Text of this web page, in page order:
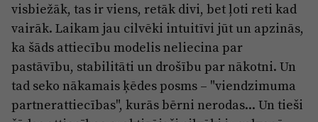
visbiežāk, tas ir viens, retāk divi, bet ļoti reti kad
vairāk. Laikam jau cilvēki intuitīvi jūt un apzinās,
ka šāds attiecību modelis neliecina par
pastāvību, stabilitāti un drošību par nākotni. Un
tad seko nākamais ķēdes posms – "viendzimuma
partnerattiecības", kurās bērni nerodas... Un tieši